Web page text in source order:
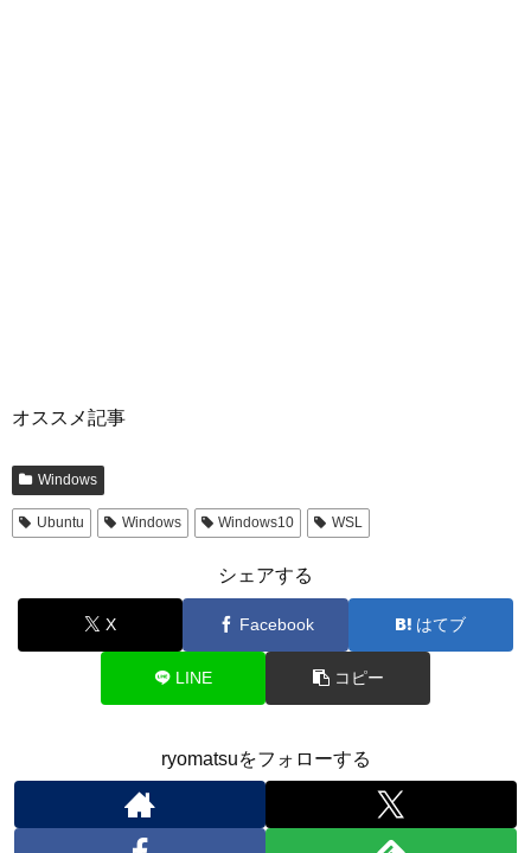
オススメ記事
Windows
Ubuntu Windows Windows10 WSL
シェアする
X Facebook はてブ
LINE コピー
ryomatsuをフォローする